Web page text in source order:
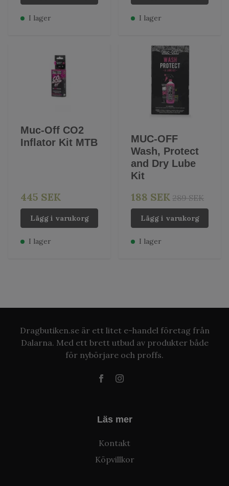
I lager I lager
Muc-Off CO2
Inflator Kit MTB
445 SEK
Lägg i varukorg
I lager
MUC-OFF
Wash, Protect
and Dry Lube
Kit
188 SEK 289 SEK
Lägg i varukorg
I lager
Dragbutiken.se är ett litet e-handel företag från
Dalarna. Med ett brett utbud av produkter både
för nybörjare och proffs.
Läs mer
Kontakt
Köpvillkor